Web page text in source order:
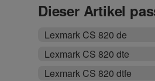
Dieser Artikel
Lexmark CS 820 de
Lexmark CS 820 dte
Lexmark CS 820 dtfe